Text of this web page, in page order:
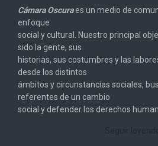
Cámara Oscuraes un medio de
enfoque
social y cultural. Nuestro principal
sido la gente, sus
historias, sus costumbres y las
desde los distintos
ámbitos y circunstancias sociales,
referentes de un cambio
social y defender los derechos